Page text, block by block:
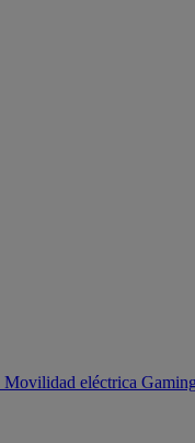
Movilidad eléctrica